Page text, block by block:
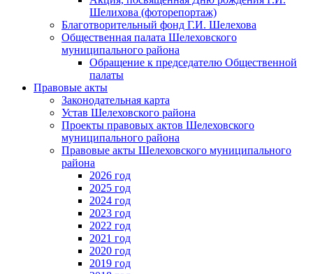
Шелихова (фоторепортаж)
Благотворительный фонд Г.И. Шелехова
Общественная палата Шелеховского
муниципального района
Обращение к председателю Общественной
палаты
Правовые акты
Законодательная карта
Устав Шелеховского района
Проекты правовых актов Шелеховского
муниципального района
Правовые акты Шелеховского муниципального
района
2026 год
2025 год
2024 год
2023 год
2022 год
2021 год
2020 год
2019 год